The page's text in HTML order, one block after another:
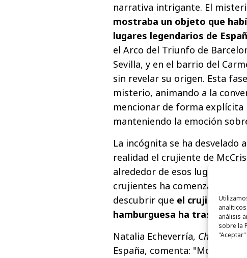
análisis
sobre la
narrativa intrigante. El
mostraba un objeto que
lugares legendarios de
el Arco del Triunfo de
Sevilla, y en el barrio del
sin revelar su origen. Esta
misterio, animando a la
mencionar de forma explícita
manteniendo la emoción
La incógnita se ha desvelado
realidad el crujiente de
alrededor de esos lugares
crujientes ha comenzado en
descubrir que el crujiente
hamburguesa ha
Natalia Echeverría, Chief
España, comenta: "McCrispy